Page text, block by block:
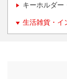
キーホルダー
生活雑貨・イ